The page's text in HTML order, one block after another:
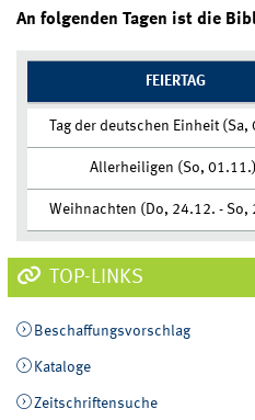
An folgenden Tagen ist die
FEIERTAG
Tag der deutschen Einheit (Sa,
Allerheiligen (So, 01.11.)
Weihnachten (Do, 24.12. - So,
TOP-LINKS
Beschaffungsvorschlag
Kataloge
Zeitschriftensuche